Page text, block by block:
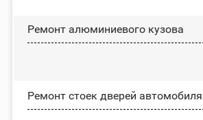
Ремонт алюминиевого кузова
Ремонт стоек дверей автомобиля